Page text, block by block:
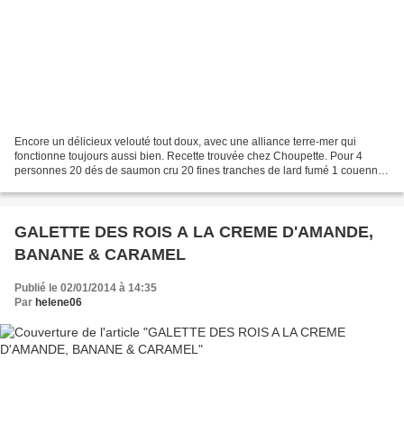
Encore un délicieux velouté tout doux, avec une alliance terre-mer qui
fonctionne toujours aussi bien. Recette trouvée chez Choupette. Pour 4
personnes 20 dés de saumon cru 20 fines tranches de lard fumé 1 couenne
GALETTE DES ROIS A LA CREME D'AMANDE,
BANANE & CARAMEL
Publié le 02/01/2014 à 14:35
Par helene06